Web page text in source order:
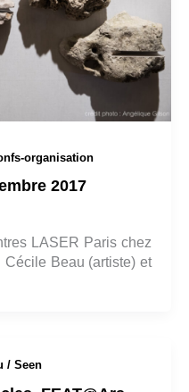
organisation
2017
LASER Paris chez
Beau (artiste) et
/ Seen